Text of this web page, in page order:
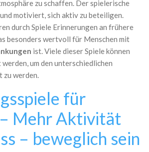
zu schaffen. Der spielerische
motiviert, sich aktiv zu beteiligen.
durch Spiele Erinnerungen an frühere
besonders wertvoll für Menschen mit
ist. Viele dieser Spiele können
um den unterschiedlichen
zu werden.
für
Mehr Aktivität
– beweglich sein